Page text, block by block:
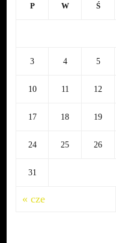
P W Ś
3 4 5
10 11 12
17 18 19
24 25 26
31
« cze